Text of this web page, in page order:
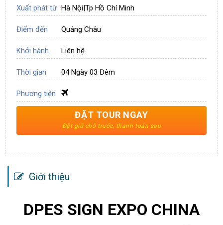
Xuất phát từ Hà Nội|Tp Hồ Chí Minh
Điểm đến Quảng Châu
Khởi hành Liên hệ
Thời gian 04 Ngày 03 Đêm
Phương tiện
ĐẶT TOUR NGAY
Giới thiệu
DPES SIGN EXPO CHINA